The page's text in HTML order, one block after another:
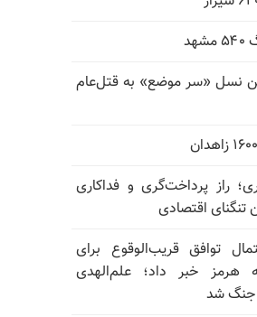
نسل «سر موضع» به قتل‌عام
راز پرداخت‌گری و فداکاری
تنگنای اقتصادی
توافق قریب‌الوقوع برای
هرمز خبر داد؛ علم‌الهدی
جنگ شد